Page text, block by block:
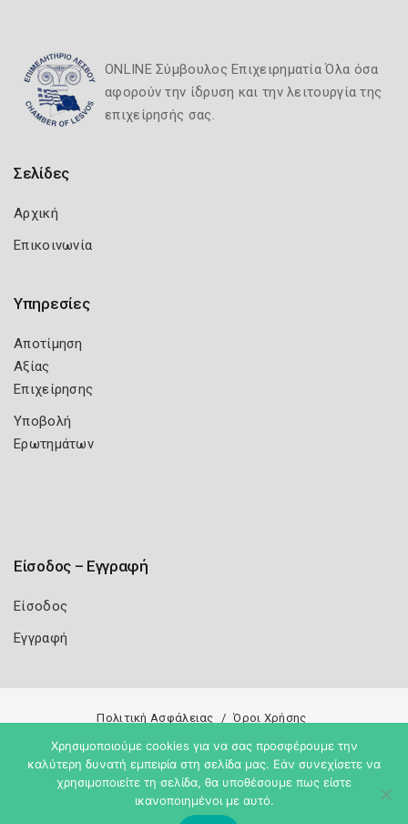
ONLINE Σύμβουλος Επιχειρηματία Όλα όσα
αφορούν την ίδρυση και την λειτουργία της
επιχείρησής σας.
Σελίδες
Αρχική
Επικοινωνία
Υπηρεσίες
Αποτίμηση
Αξίας
Επιχείρησης
Υποβολή
Ερωτημάτων
Είσοδος – Εγγραφή
Είσοδος
Εγγραφή
Πολιτική Ασφάλειας Όροι Χρήσης
Copyright 2026 Knowledge A.E.
Χρησιμοποιούμε cookies για να σας προσφέρουμε την
καλύτερη δυνατή εμπειρία στη σελίδα μας. Εάν συνεχίσετε να
χρησιμοποιείτε τη σελίδα, θα υποθέσουμε πως είστε
ικανοποιημένοι με αυτό.